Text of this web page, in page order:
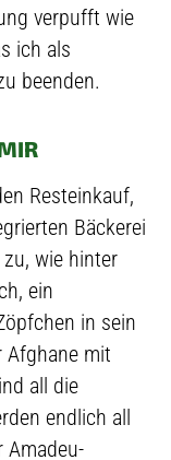
verpufft wie
ich als
beenden.
Resteinkauf,
Bäckerei
wie hinter
ein
in sein
Afghane mit
all die
endlich all
Amadeu-